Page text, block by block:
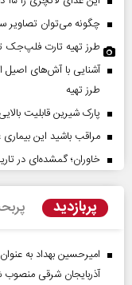
چگونه می‌توان
طرز تهیه تارت فلپ‌جک
آشنایی با آش‌های اصیل
طرز تهیه
پارک شیرین قابلیت‌
مراقب باشید این
خاوران؛ گمشده‌ای در
پربازدید
امیرحسین بهداد به
آذربایجان شرقی